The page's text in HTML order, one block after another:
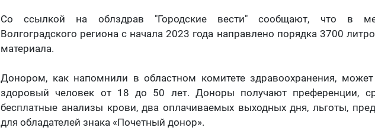
Со ссылкой на облздрав "Городские вести" сообщают, что в
Волгоградского региона с начала 2023 года направлено порядка 3700
материала.
Донором, как напомнили в областном комитете здравоохранения,
здоровый человек от 18 до 50 лет. Доноры получают преференции,
бесплатные анализы крови, два оплачиваемых выходных дня, льготы,
для обладателей знака «Почетный донор».